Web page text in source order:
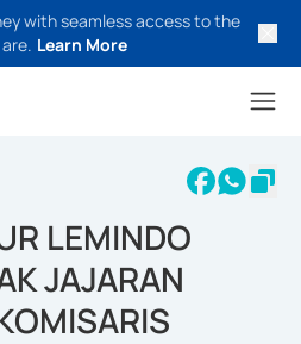
with seamless access to the
Learn More
LEMINDO
JAJARAN